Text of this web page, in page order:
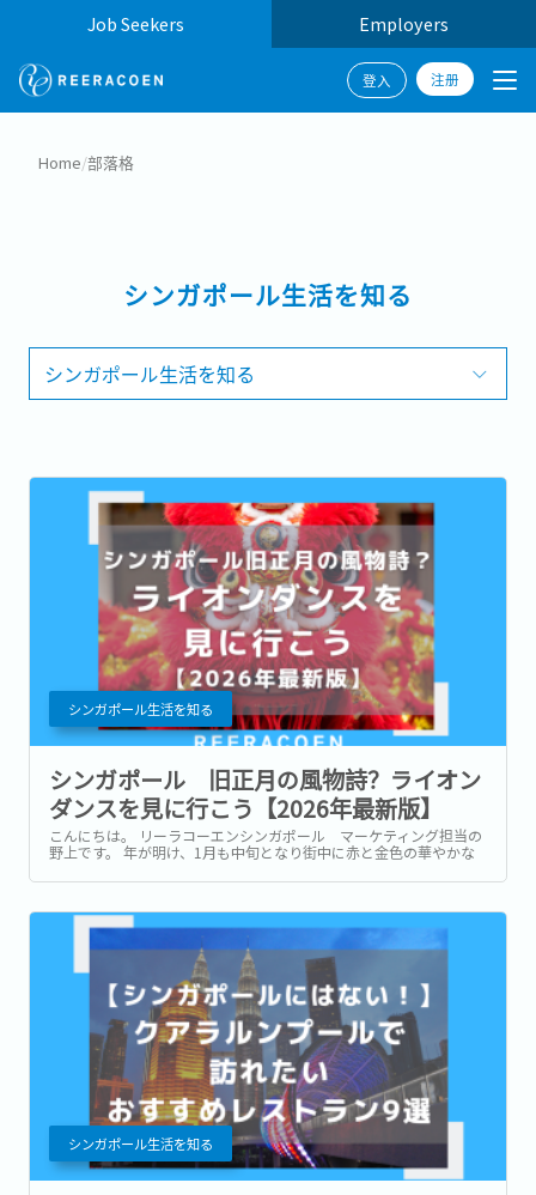
Job Seekers Employers
登入 注册
Home/部落格
シンガポール生活を知る
シンガポール生活を知る
シンガポール生活を知る
シンガポール 旧正月の風物詩？ライオン
ダンスを見に行こう【2026年最新版】
こんにちは。 リーラコーエンシンガポール マーケティング担当の
野上です。 年が明け、1月も中旬となり街中に赤と金色の華やかな
(春節、またはChinese New Year)に新年を盛大に祝う文化がありま
シンガポール生活を知る